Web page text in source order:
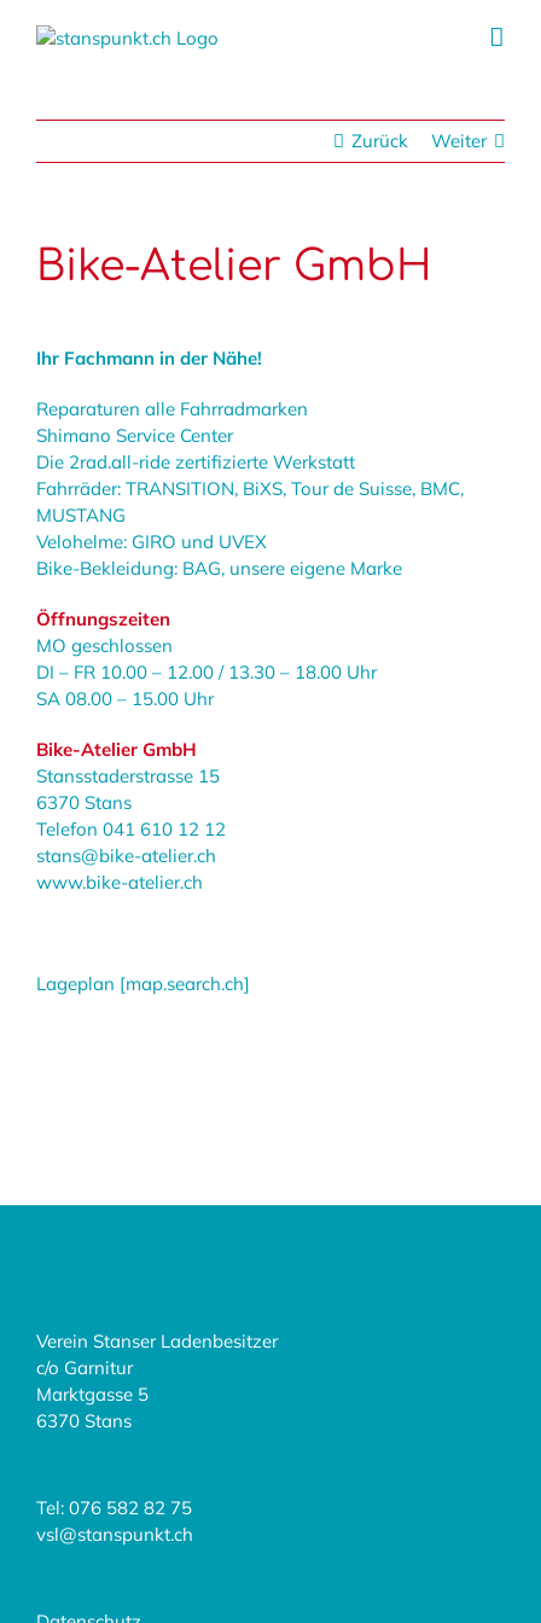
Inhalt
Zurück Weiter
View
Larger
Bike-Atelier GmbH
Ihr Fachmann in der Nähe!
Reparaturen alle Fahrradmarken
Shimano Service Center
Die 2rad.all-ride zertifizierte Werkstatt
Fahrräder: TRANSITION, BiXS, Tour de Suisse, BMC,
MUSTANG
Velohelme: GIRO und UVEX
Bike-Bekleidung: BAG, unsere eigene Marke
Öffnungszeiten
MO geschlossen
DI – FR 10.00 – 12.00 / 13.30 – 18.00 Uhr
SA 08.00 – 15.00 Uhr
Bike-Atelier GmbH
Stansstaderstrasse 15
6370 Stans
Telefon 041 610 12 12
stans@bike-atelier.ch
www.bike-atelier.ch
Lageplan [map.search.ch]
Verein Stanser Ladenbesitzer
c/o Garnitur
Marktgasse 5
6370 Stans
Tel: 076 582 82 75‬
vsl@stanspunkt.ch